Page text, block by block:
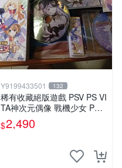
Y9199433501 132
稀有收藏絕版遊戲 PSV PS VI
TA神次元偶像 戰機少女 PP
限定版 日版周邊
$2,490